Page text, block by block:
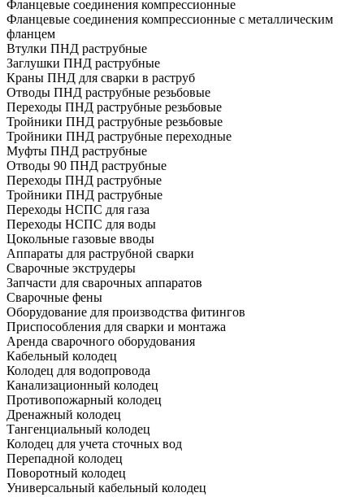
Фланцевые соединения компрессионные
Фланцевые соединения компрессионные с металлическим
фланцем
Втулки ПНД раструбные
Заглушки ПНД раструбные
Краны ПНД для сварки в раструб
Отводы ПНД раструбные резьбовые
Переходы ПНД раструбные резьбовые
Тройники ПНД раструбные резьбовые
Тройники ПНД раструбные переходные
Муфты ПНД раструбные
Отводы 90 ПНД раструбные
Переходы ПНД раструбные
Тройники ПНД раструбные
Переходы НСПС для газа
Переходы НСПС для воды
Цокольные газовые вводы
Аппараты для раструбной сварки
Сварочные экструдеры
Запчасти для сварочных аппаратов
Сварочные фены
Оборудование для производства фитингов
Приспособления для сварки и монтажа
Аренда сварочного оборудования
Кабельный колодец
Колодец для водопровода
Канализационный колодец
Противопожарный колодец
Дренажный колодец
Тангенциальный колодец
Колодец для учета сточных вод
Перепадной колодец
Поворотный колодец
Универсальный кабельный колодец